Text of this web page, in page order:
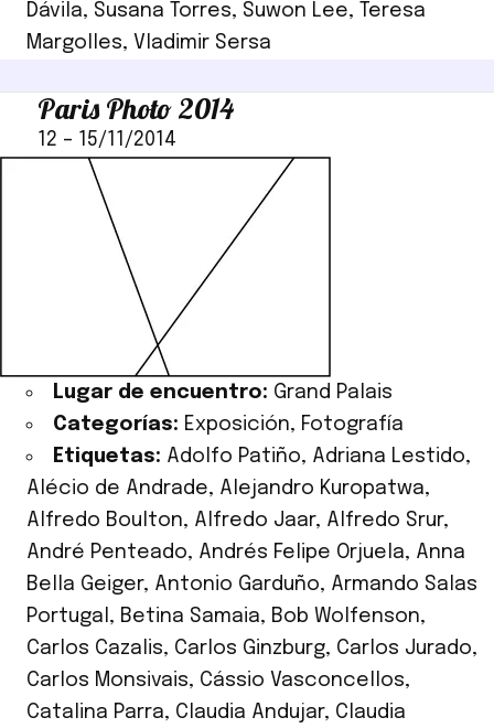
Dávila, Susana Torres, Suwon Lee,
Teresa
Margolles, Vladimir Sersa
Paris Photo 2014
12 – 15/11/2014
Lugar de encuentro: Grand Palais
Categorías: Exposición, Fotografía
Etiquetas: Adolfo Patiño, Adriana Lestido,
Alécio de Andrade, Alejandro Kuropatwa,
Alfredo Boulton, Alfredo Jaar, Alfredo Srur,
André Penteado, Andrés Felipe Orjuela, Anna
Bella Geiger, Antonio Garduño, Armando Salas
Portugal , Betina Samaia, Bob Wolfenson,
Carlos Cazalis, Carlos Ginzburg, Carlos Jurado,
Carlos Monsivais, Cássio Vasconcellos,
Catalina Parra, Claudia Andujar, Claudia